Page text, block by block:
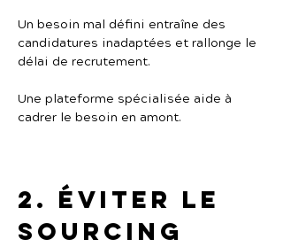
Un besoin mal défini entraîne des
candidatures inadaptées et rallonge le
délai de recrutement.
Une plateforme spécialisée aide à
cadrer le besoin en amont.
2. Éviter le
sourcing